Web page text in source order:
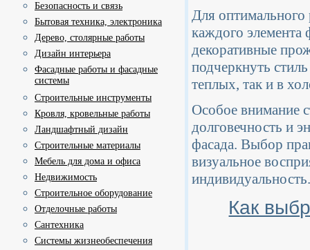
Безопасность и связь
Бытовая техника, электроника
Дерево, столярные работы
Дизайн интерьера
Фасадные работы и фасадные
системы
Строительные инструменты
Кровля, кровельные работы
Ландшафтный дизайн
Строительные материалы
Мебель для дома и офиса
Недвижимость
Строительное оборудование
Отделочные работы
Сантехника
Системы жизнеобеспечения
Для оптимального
каждого элемента
декоративные
подчеркнуть
теплых, так и в
Особое внимание
долговечность и
фасада. Выбор
визуальное
индивидуальность.
Как